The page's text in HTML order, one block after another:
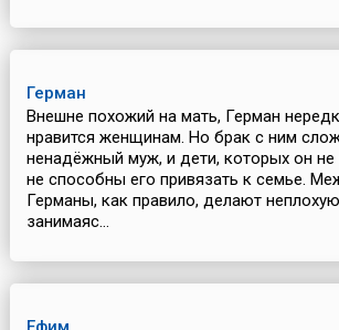
Герман
Внешне похожий на мать, Герман
нравится женщинам. Но брак с ним
ненадёжный муж, и дети, которых он
не способны его привязать к семье.
Германы, как правило, делают
занимаяс...